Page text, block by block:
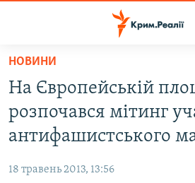
Перейти
основного
матеріалу
Перейти
до
основної
навігації
ВОДА.КРИМ
ВІДЕО ТА ФОТО
БЛОГИ
НОВИНИ
На Європейській
розпочався мітинг
антифашистського
18 травень 2013, 13:56